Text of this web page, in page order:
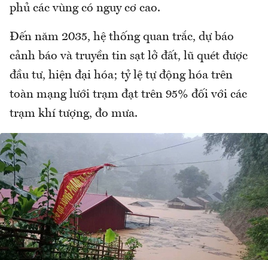
phủ các vùng có nguy cơ cao.
Đến năm 2035, hệ thống quan trắc, dự báo
cảnh báo và truyền tin sạt lở đất, lũ quét được
đầu tư, hiện đại hóa; tỷ lệ tự động hóa trên
toàn mạng lưới trạm đạt trên 95% đối với các
trạm khí tượng, đo mưa.